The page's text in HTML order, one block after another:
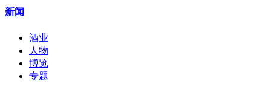
新闻
酒业
人物
博览
专题